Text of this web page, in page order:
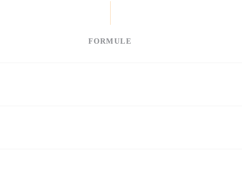
FORMULE